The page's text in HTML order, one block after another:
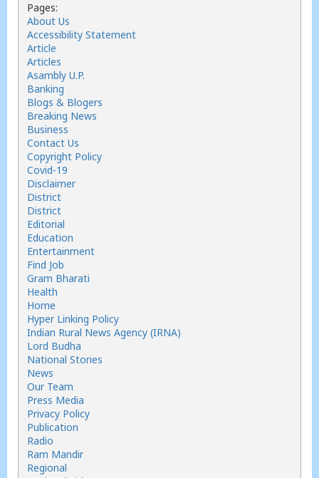
Pages:
About Us
Accessibility Statement
Article
Articles
Asambly U.P.
Banking
Blogs & Blogers
Breaking News
Business
Contact Us
Copyright Policy
Covid-19
Disclaimer
District
District
Editorial
Education
Entertainment
Find Job
Gram Bharati
Health
Home
Hyper Linking Policy
Indian Rural News Agency (IRNA)
Lord Budha
National Stories
News
Our Team
Press Media
Privacy Policy
Publication
Radio
Ram Mandir
Regional